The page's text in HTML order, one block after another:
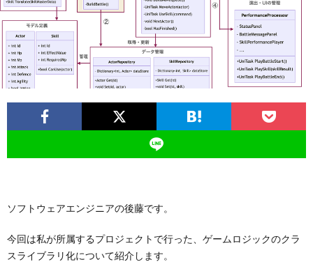
ー
ト
イ
バ
シ
ー
ソフトウェアエンジニアの後藤です。
今回は私が所属するプロジェクトで行った、ゲームロジックのクラ
スライブラリ化について紹介します。